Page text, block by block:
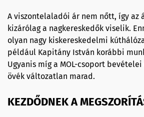
A viszontelaladói ár nem nőtt, így az
kizárólag a nagkereskedők viselik.
olyan nagy kiskereskedelmi
például Kapitány István korábbi
Ugyanis míg a MOL-csoport bevételei
övék változatlan marad.
KEZDŐDNEK A